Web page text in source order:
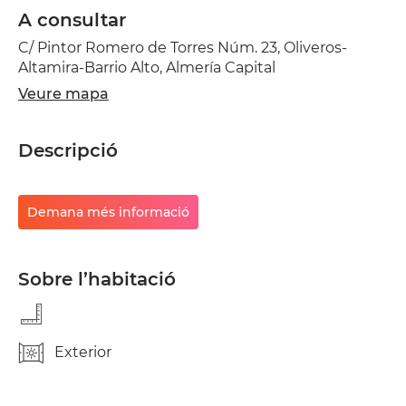
A consultar
C/ Pintor Romero de Torres Núm. 23, Oliveros-
Altamira-Barrio Alto, Almería Capital
Veure mapa
Descripció
Demana més informació
Sobre l’habitació
Exterior